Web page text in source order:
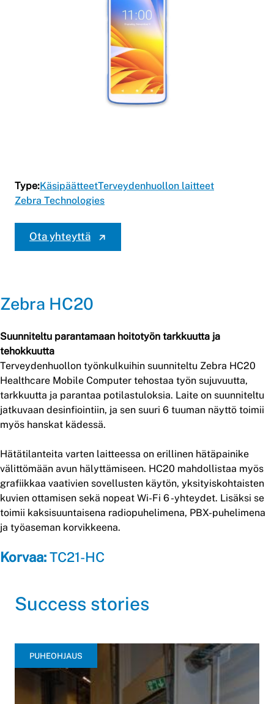
Type:KäsipäätteetTerveydenhuollon laitteet
Zebra Technologies
Ota yhteyttä
Zebra HC20
Suunniteltu parantamaan hoitotyön tarkkuutta ja
tehokkuutta
Terveydenhuollon työnkulkuihin suunniteltu Zebra HC20
Healthcare Mobile Computer tehostaa työn sujuvuutta,
tarkkuutta ja parantaa potilastuloksia. Laite on suunniteltu
jatkuvaan desinfiointiin, ja sen suuri 6 tuuman näyttö toimii
myös hanskat kädessä.
Hätätilanteita varten laitteessa on erillinen hätäpainike
välittömään avun hälyttämiseen. HC20 mahdollistaa myös
grafiikkaa vaativien sovellusten käytön, yksityiskohtaisten
kuvien ottamisen sekä nopeat Wi-Fi 6 -yhteydet. Lisäksi se
toimii kaksisuuntaisena radiopuhelimena, PBX-puhelimena
ja työaseman korvikkeena.
Korvaa:TC21-HC
Success stories
PUHEOHJAUS